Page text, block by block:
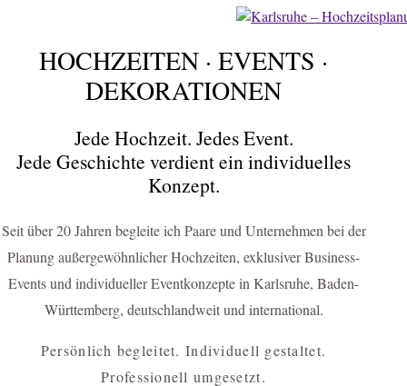
FÜR KARLSRUHE & UMGEBUNG
HOCHZEITEN
DEKORATIONEN
Hochzeitsplanerin Karlsruhe & Eventagentur für einzigartige
HOCHZEIT PLANEN
BUSINESS-EVENT ANFRAGEN
HOCHZEITEN · EVENTS ·
DEKORATIONEN
Jede Hochzeit. Jedes Event.
Jede Geschichte verdient ein individuelles
Konzept.
Seit über 20 Jahren begleite ich Paare und Unternehmen bei der
Planung außergewöhnlicher Hochzeiten, exklusiver Business-
Events und individueller Eventkonzepte in Karlsruhe, Baden-
Württemberg, deutschlandweit und international.
Persönlich begleitet. Individuell gestaltet.
Professionell umgesetzt.